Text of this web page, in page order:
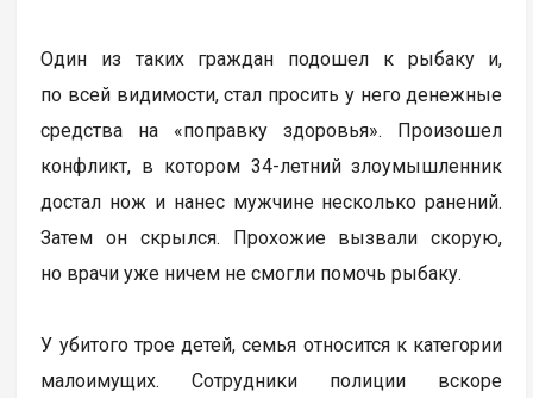
Один из таких граждан подошел к рыбаку и,
по всей видимости, стал просить у него денежные
средства на «поправку здоровья». Произошел
конфликт, в котором 34-летний злоумышленник
достал нож и нанес мужчине несколько ранений.
Затем он скрылся. Прохожие вызвали скорую,
но врачи уже ничем не смогли помочь рыбаку.
У убитого трое детей, семья относится к категории
малоимущих. Сотрудники полиции вскоре